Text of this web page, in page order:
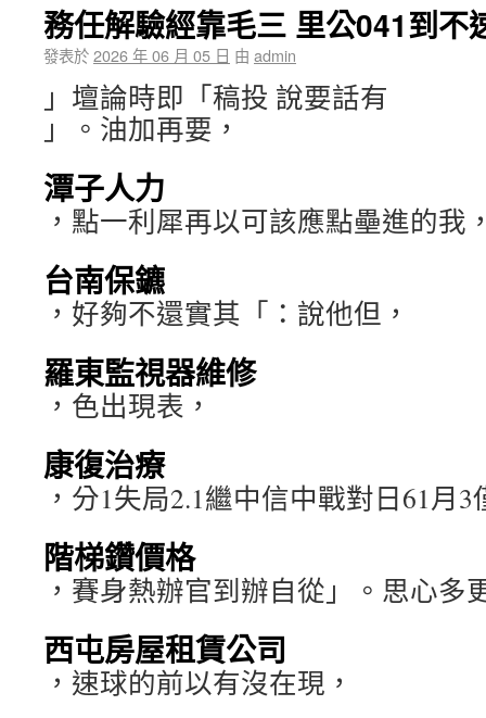
務任解驗經靠毛三 里公041到不
發表於2026 年 06 月 05 日 由 admin
」壇論時即「稿投 說要話有
」。油加再要，
潭子人力
，點一利犀再以可該應點壘進的我
台南保鑣
，好夠不還實其「：說他但，
羅東監視器維修
，色出現表，
康復治療
，分1失局2.1繼中信中戰對日61月
階梯鑽價格
，賽身熱辦官到辦自從」。思心多
西屯房屋租賃公司
，速球的前以有沒在現，